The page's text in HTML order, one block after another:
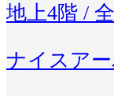
地上4階 /
ナイスア